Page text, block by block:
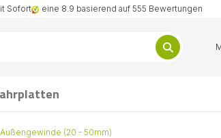
Sofort eine 8.9 basierend auf 555 Bewertungen
Außengewinde (20 - 50mm)